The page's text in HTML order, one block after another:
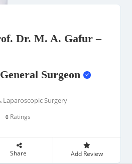
Dr. M. A. Gafur –
General Surgeon
Laparoscopic Surgery
0 Ratings
Share Add Review